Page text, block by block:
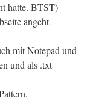
hatte. BTST)
angeht
mit Notepad und
und als .txt